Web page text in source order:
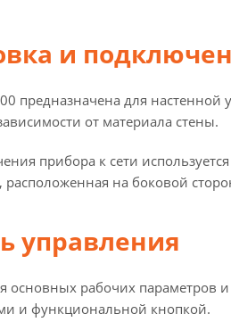
и
предназначена для настенной
от материала стены.
прибора к сети
расположенная на боковой
управления
основных рабочих параметров
и функциональной кнопкой.